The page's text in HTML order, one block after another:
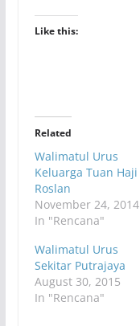
Like this:
Related
Walimatul Urus
Keluarga Tuan Haji
Roslan
November 24, 2014
In "Rencana"
Walimatul Urus
Sekitar Putrajaya
August 30, 2015
In "Rencana"